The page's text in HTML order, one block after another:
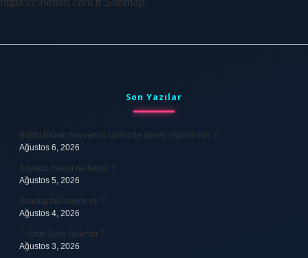
https://cinefilm.com.tr Sitemap
Son Yazılar
Bobbi Brown hayvanlar üzerinde deney yapıyor mu ?
Ağustos 6, 2026
Kovacic maaşı ne kadar ?
Ağustos 5, 2026
Avantaj faul sayılır mı ?
Ağustos 4, 2026
7 Uzun Sure Nelerdir ?
Ağustos 3, 2026